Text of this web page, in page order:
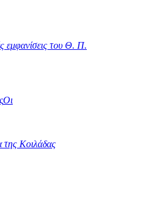
εμφανίσεις του Θ. Π.
Οι
της Κοιλάδας